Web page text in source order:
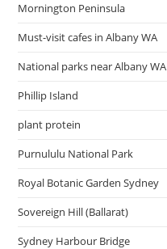
Mornington Peninsula
Must-visit cafes in Albany WA
National parks near Albany WA
Phillip Island
plant protein
Purnululu National Park
Royal Botanic Garden Sydney
Sovereign Hill (Ballarat)
Sydney Harbour Bridge